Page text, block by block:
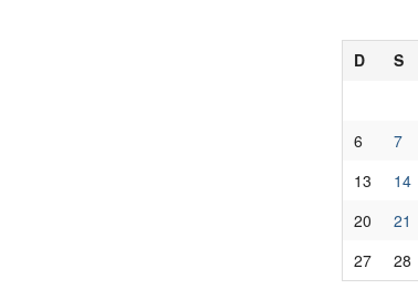
D S
6
7
13
14
20
21
27
28